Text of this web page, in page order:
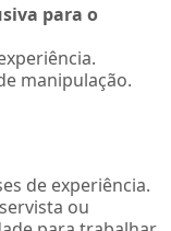
para o
manipulação.
de experiência.
ou